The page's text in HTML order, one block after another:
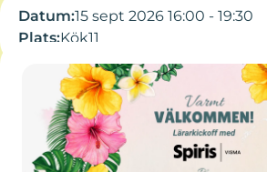
Datum:15 sept 2026 16:00 - 19:30
Plats:Kök11